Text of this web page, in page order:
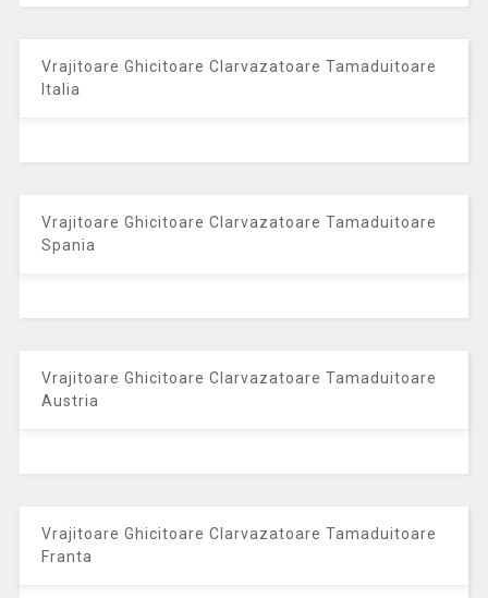
Vrajitoare Ghicitoare Clarvazatoare Tamaduitoare
Italia
Vrajitoare Ghicitoare Clarvazatoare Tamaduitoare
Spania
Vrajitoare Ghicitoare Clarvazatoare Tamaduitoare
Austria
Vrajitoare Ghicitoare Clarvazatoare Tamaduitoare
Franta